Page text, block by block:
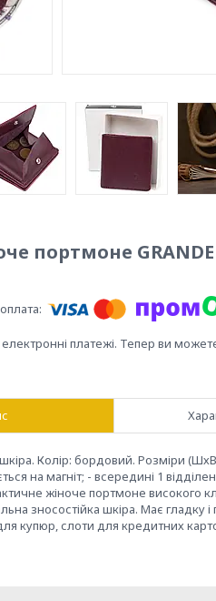
портмоне GRANDE
електронні платежі. Тепер ви
Колір: бордовий. Розміри
на магніт; - всередині 1
жіноче портмоне високого
зносостійка шкіра. Має
купюр, слоти для кредитних